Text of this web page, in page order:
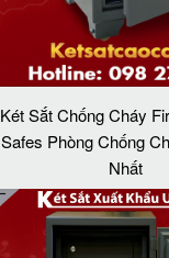
Két Sắt Chống Cháy
Safes Phòng Chống
Nhất